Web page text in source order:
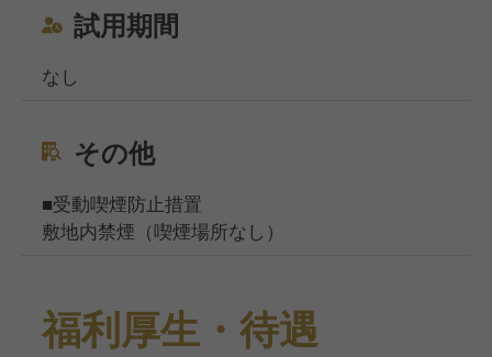
試用期間
なし
その他
■受動喫煙防止措置
敷地内禁煙（喫煙場所なし）
福利厚生・待遇